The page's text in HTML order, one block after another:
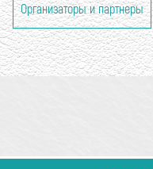
Организаторы и партнеры